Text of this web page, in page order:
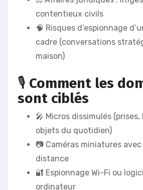
contentieux civils
🧠 Risques d’espionnage
cadre (conversations
maison)
🎙️ Comment les
sont ciblés
🎤 Micros dissimulés
objets du quotidien)
📷 Caméras miniatures
distance
🔐 Espionnage Wi-Fi ou
ordinateur